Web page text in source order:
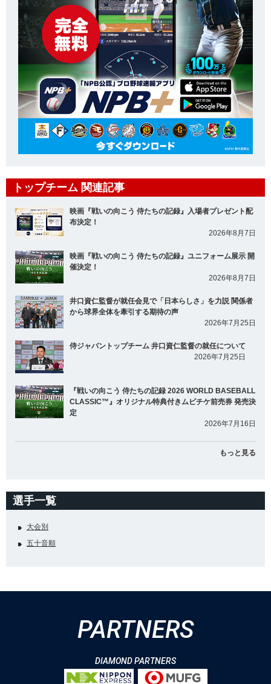
トップチーム 関連記事
映画『戦いの向こう 侍たちの記録』入場者プレゼント配
布決定！
2026年8月7日
映画『戦いの向こう 侍たちの記録』ユニフォーム展示 開
催決定！
2026年8月7日
井口資仁監督が就任会見で「日本らしさ」を力説 関係者
から球界全体を牽引する期待の声
2026年7月25日
侍ジャパントップチーム 井口資仁監督の就任について
2026年7月25日
『戦いの向こう 侍たちの記録 2026 WORLD BASEBALL
CLASSIC™』オリジナル特典付きムビチケ前売券 発売決
定
2026年7月16日
もっと見る
選手一覧
大会別
五十音順
PARTNERS
DIAMOND PARTNERS